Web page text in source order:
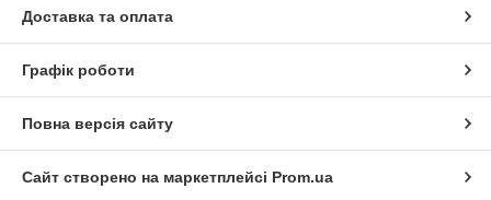
Доставка та оплата
Графік роботи
Повна версія сайту
Сайт створено на маркетплейсі Prom.ua